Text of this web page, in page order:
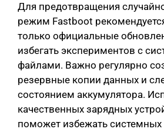
Для предотвращения
режим Fastboot
только официальные
избегать экспериментов с
файлами. Важно регулярно
резервные копии данных и
состоянием аккумулятора.
качественных зарядных
поможет избежать системных